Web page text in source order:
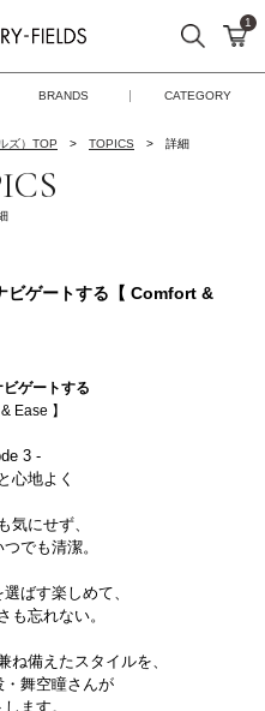
STRAWBERRY-FIELDS
検索 カ
1
BRANDS CATEGORY
ズ）TOP TOPICS 詳細
ビゲートする【 Comfort &
ゲートする
Ease 】
3 -
心地よく
気にせず、
でも清潔。
ばす楽しめて、
も忘れない。
ね備えたスタイルを、
舞空瞳さんが
ます。